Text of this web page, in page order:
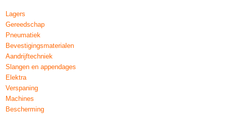
Lagers
Gereedschap
Pneumatiek
Bevestigingsmaterialen
Aandrijftechniek
Slangen en appendages
Elektra
Verspaning
Machines
Bescherming